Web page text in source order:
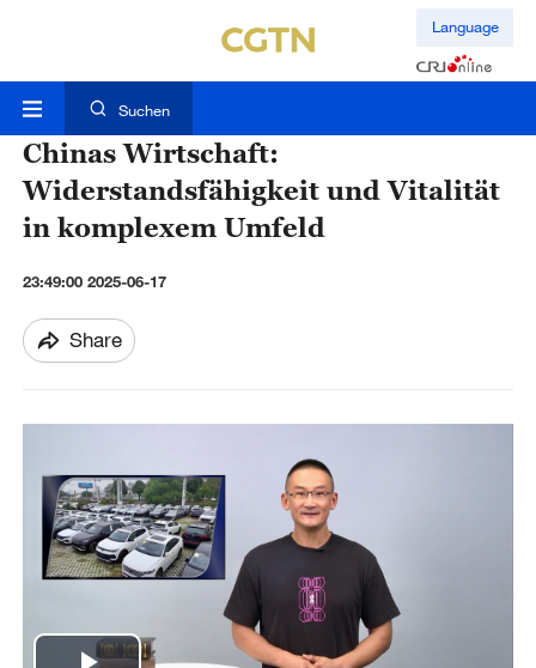
Language
Suchen
Chinas Wirtschaft:
Widerstandsfähigkeit und Vitalität
in komplexem Umfeld
23:49:00 2025-06-17
Share